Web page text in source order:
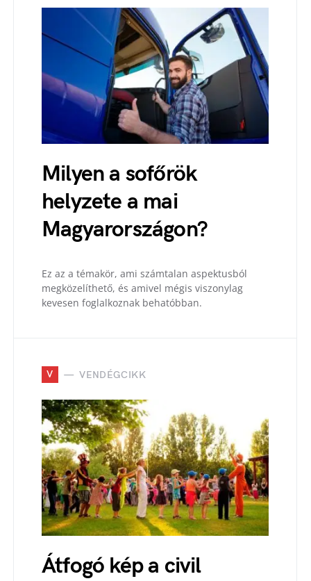
Milyen a sofőrök
helyzete a mai
Magyarországon?
Ez az a témakör, ami számtalan aspektusból
megközelíthető, és amivel mégis viszonylag
kevesen foglalkoznak behatóbban.
V VENDÉGCIKK
Átfogó kép a civil